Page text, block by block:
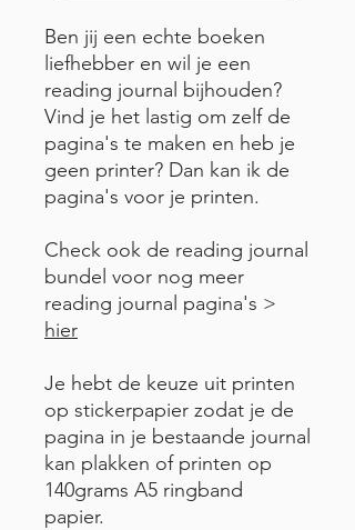
Ben jij een echte boeken
liefhebber en wil je een
reading journal bijhouden?
Vind je het lastig om zelf de
pagina's te maken en heb je
geen printer? Dan kan ik de
pagina's voor je printen.
Check ook de reading journal
bundel voor nog meer
reading journal pagina's >
hier
Je hebt de keuze uit printen
op stickerpapier zodat je de
pagina in je bestaande journal
kan plakken of printen op
140grams A5 ringband
papier.